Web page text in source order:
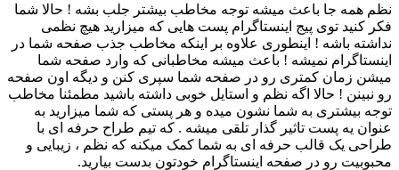
نظم همه جا باعث میشه توجه مخاطب بیشتر جلب بشه ! حالا شما
فکر کنید توی پیج اینستاگرام پست هایی که میزارید هیچ نظمی
نداشته باشه ! اینطوری علاوه بر اینکه مخاطب جذب صفحه شما در
اینستاگرام نمیشه ! باعث میشه مخاطبانی که وارد صفحه شما
میشن زمان کمتری رو در صفحه شما سپری کنن و دیگه اون صفحه
رو نبینن ! حالا اگه نظم و استایل خوبی داشته باشید مطمئنا مخاطب
توجه بیشتری به شما نشون میده و هر پستی که شما میزارید به
عنوان یه پست تاثیر گذار تلقی میشه . که تیم طراح حرفه ای با
طراحی یک قالب حرفه ای به شما کمک میکنه که نظم ، زیبایی و
محبوبیت رو در صفحه اینستاگرام خودتون بدست بیارید.